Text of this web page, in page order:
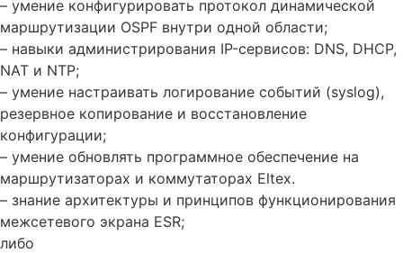
– умение конфигурировать протокол динамической
маршрутизации OSPF внутри одной области;
– навыки администрирования IP-сервисов: DNS, DHCP,
NAT и NTP;
– умение настраивать логирование событий (syslog),
резервное копирование и восстановление
конфигурации;
– умение обновлять программное обеспечение на
маршрутизаторах и коммутаторах Eltex.
– знание архитектуры и принципов функционирования
межсетевого экрана ESR;
либо